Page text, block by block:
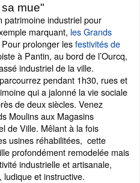
mue"
patrimoine industriel pour
marquant, les Grands
Pour prolonger lesfestivités de
à Pantin, au bord de l’Ourcq,
industriel de la ville.
pendant 1h30, rues et
qui a jalonné la vie sociale
de deux siècles. Venez
Moulins aux Magasins
de Ville. Mêlant à la fois
usines réhabilitées, cette
profondément remodelée mais
industrielle et artisanale,
et instructive.